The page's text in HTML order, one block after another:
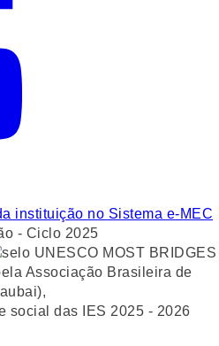
instituição no Sistema e-MEC